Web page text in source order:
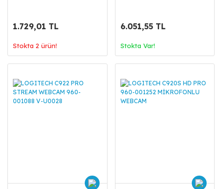
1.729,01 TL
Stokta 2 ürün!
6.051,55 TL
Stokta Var!